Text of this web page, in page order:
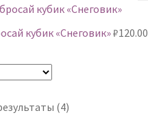
кубик «Снеговик»₽120.00
(4)Сортировка: